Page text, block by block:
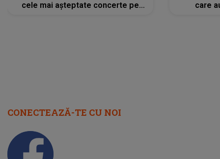
cele mai așteptate concerte pe
care
CONECTEAZĂ-TE CU NOI